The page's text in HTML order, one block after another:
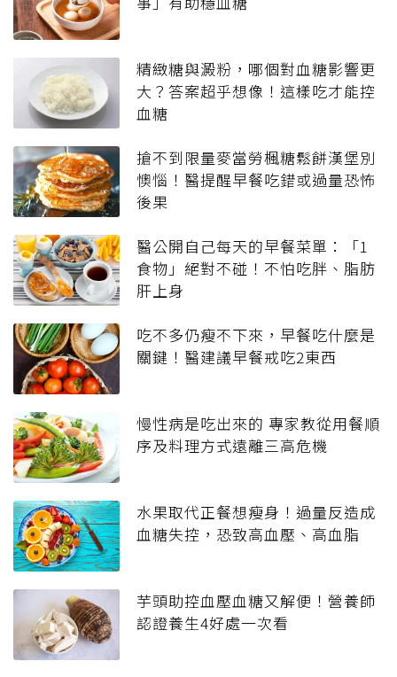
精緻糖與澱粉，哪個對血糖影響更
大？答案超乎想像！這樣吃才能控
血糖
搶不到限量麥當勞楓糖鬆餅漢堡別
懊惱！醫提醒早餐吃錯或過量恐怖
後果
醫公開自己每天的早餐菜單：「1
食物」絕對不碰！不怕吃胖、脂肪
肝上身
吃不多仍瘦不下來，早餐吃什麼是
關鍵！醫建議早餐戒吃2東西
慢性病是吃出來的 專家教從用餐順
序及料理方式遠離三高危機
水果取代正餐想瘦身！過量反造成
血糖失控，恐致高血壓、高血脂
芋頭助控血壓血糖又解便！營養師
認證養生4好處一次看